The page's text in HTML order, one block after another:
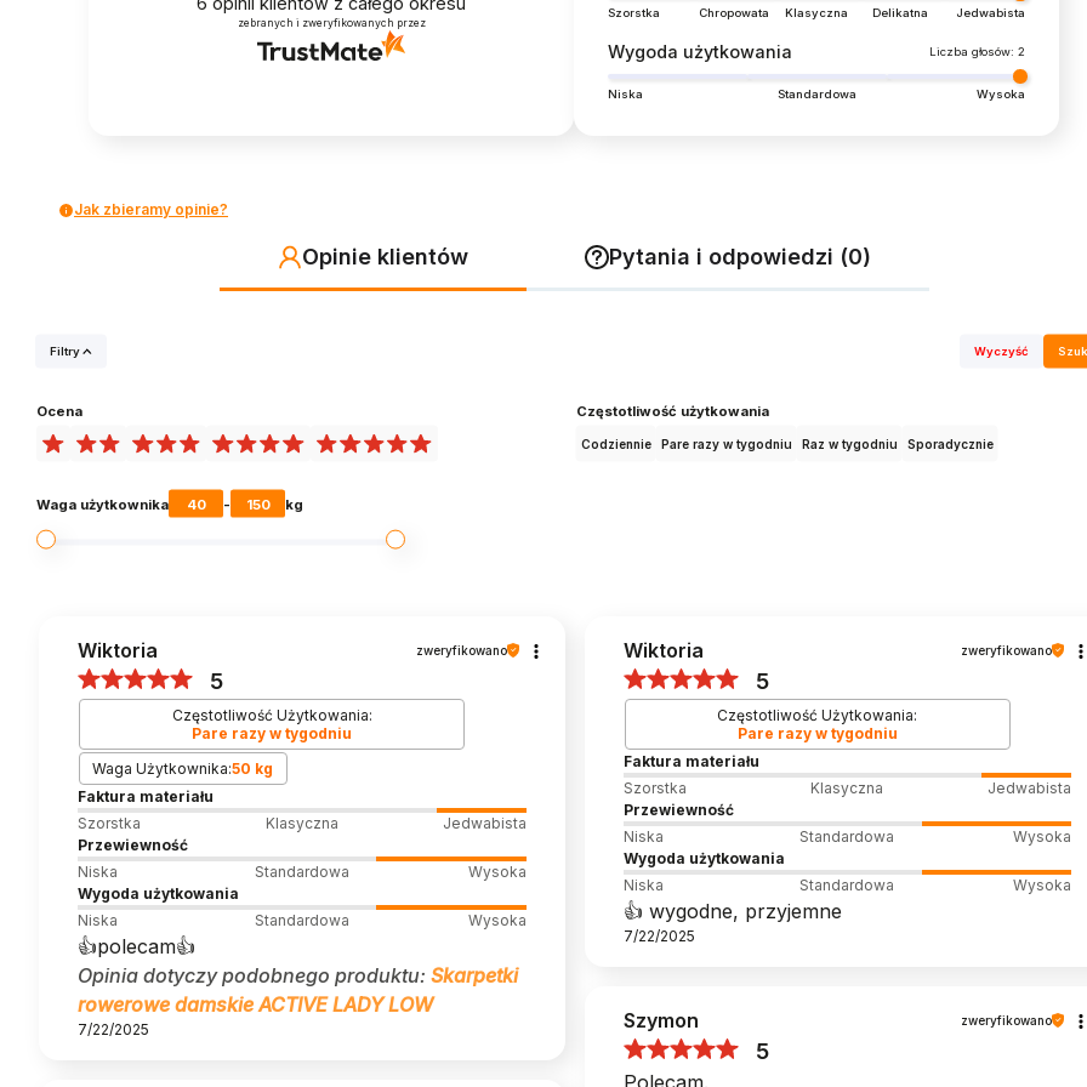
zebranych i zweryfikowanych przez
Szorstka Chropowata Klasyczna Delikatna Jedwabista
Wygoda użytkowania Liczba głosów: 2
Niska Standardowa Wysoka
Jak zbieramy opinie?
Opinie klientów Pytania i odpowiedzi (0)
Filtry Wyczyść
Ocena Częstotliwość użytkowania
Codziennie Pare razy w tygodniu Raz w tygodniu Sporadycznie
Waga użytkownika 40 - 150 kg
Wiktoria zweryfikowano
5
Częstotliwość Użytkowania:
Pare razy w tygodniu
Waga Użytkownika:50 kg
Faktura materiału
Szorstka
Klasyczna
Jedwabista
Przewiewność
Niska
Standardowa
Wysoka
Wygoda użytkowania
Niska
Standardowa Wysoka
👍️polecam👍️
Opinia dotyczy podobnego produktu: Skarpetki
rowerowe damskie ACTIVE LADY LOW
7/22/2025
Wiktoria zweryfikowano
5
Częstotliwość Użytkowania:
Pare razy w tygodniu
Faktura materiału
Szorstka
Klasyczna
Jedwabista
Przewiewność
Niska
Standardowa
Wysoka
Wygoda użytkowania
Niska
Standardowa Wysoka
👍️ wygodne, przyjemne
7/22/2025
Szymon zweryfikowano
5